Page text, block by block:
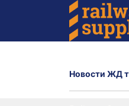
Новости ЖД